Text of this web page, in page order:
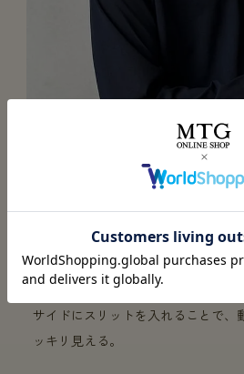
動きやすい
サイドにスリットを入れることで、
ッキリ見える。